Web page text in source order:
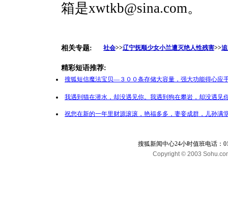
箱是xwtkb@sina.com。
相关专题: 社会>>辽宁抚顺少女小兰遭灭绝人性残害>>
精彩短语推荐:
搜狐短信魔法宝贝—３００条存储大容量，强大功能得心应
我遇到猫在潜水，却没遇见你。我遇到狗在攀岩，却没遇
祝您在新的一年里财源滚滚，艳福多多，妻妾成群，儿孙
搜狐新闻中心24小时值班电话：
Copyright © 2003